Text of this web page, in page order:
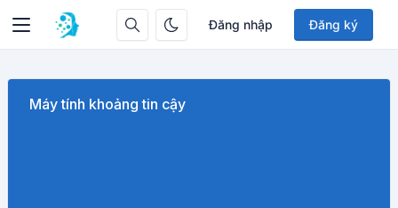
Đăng nhập Đăng ký
Máy tính khoảng tin cậy